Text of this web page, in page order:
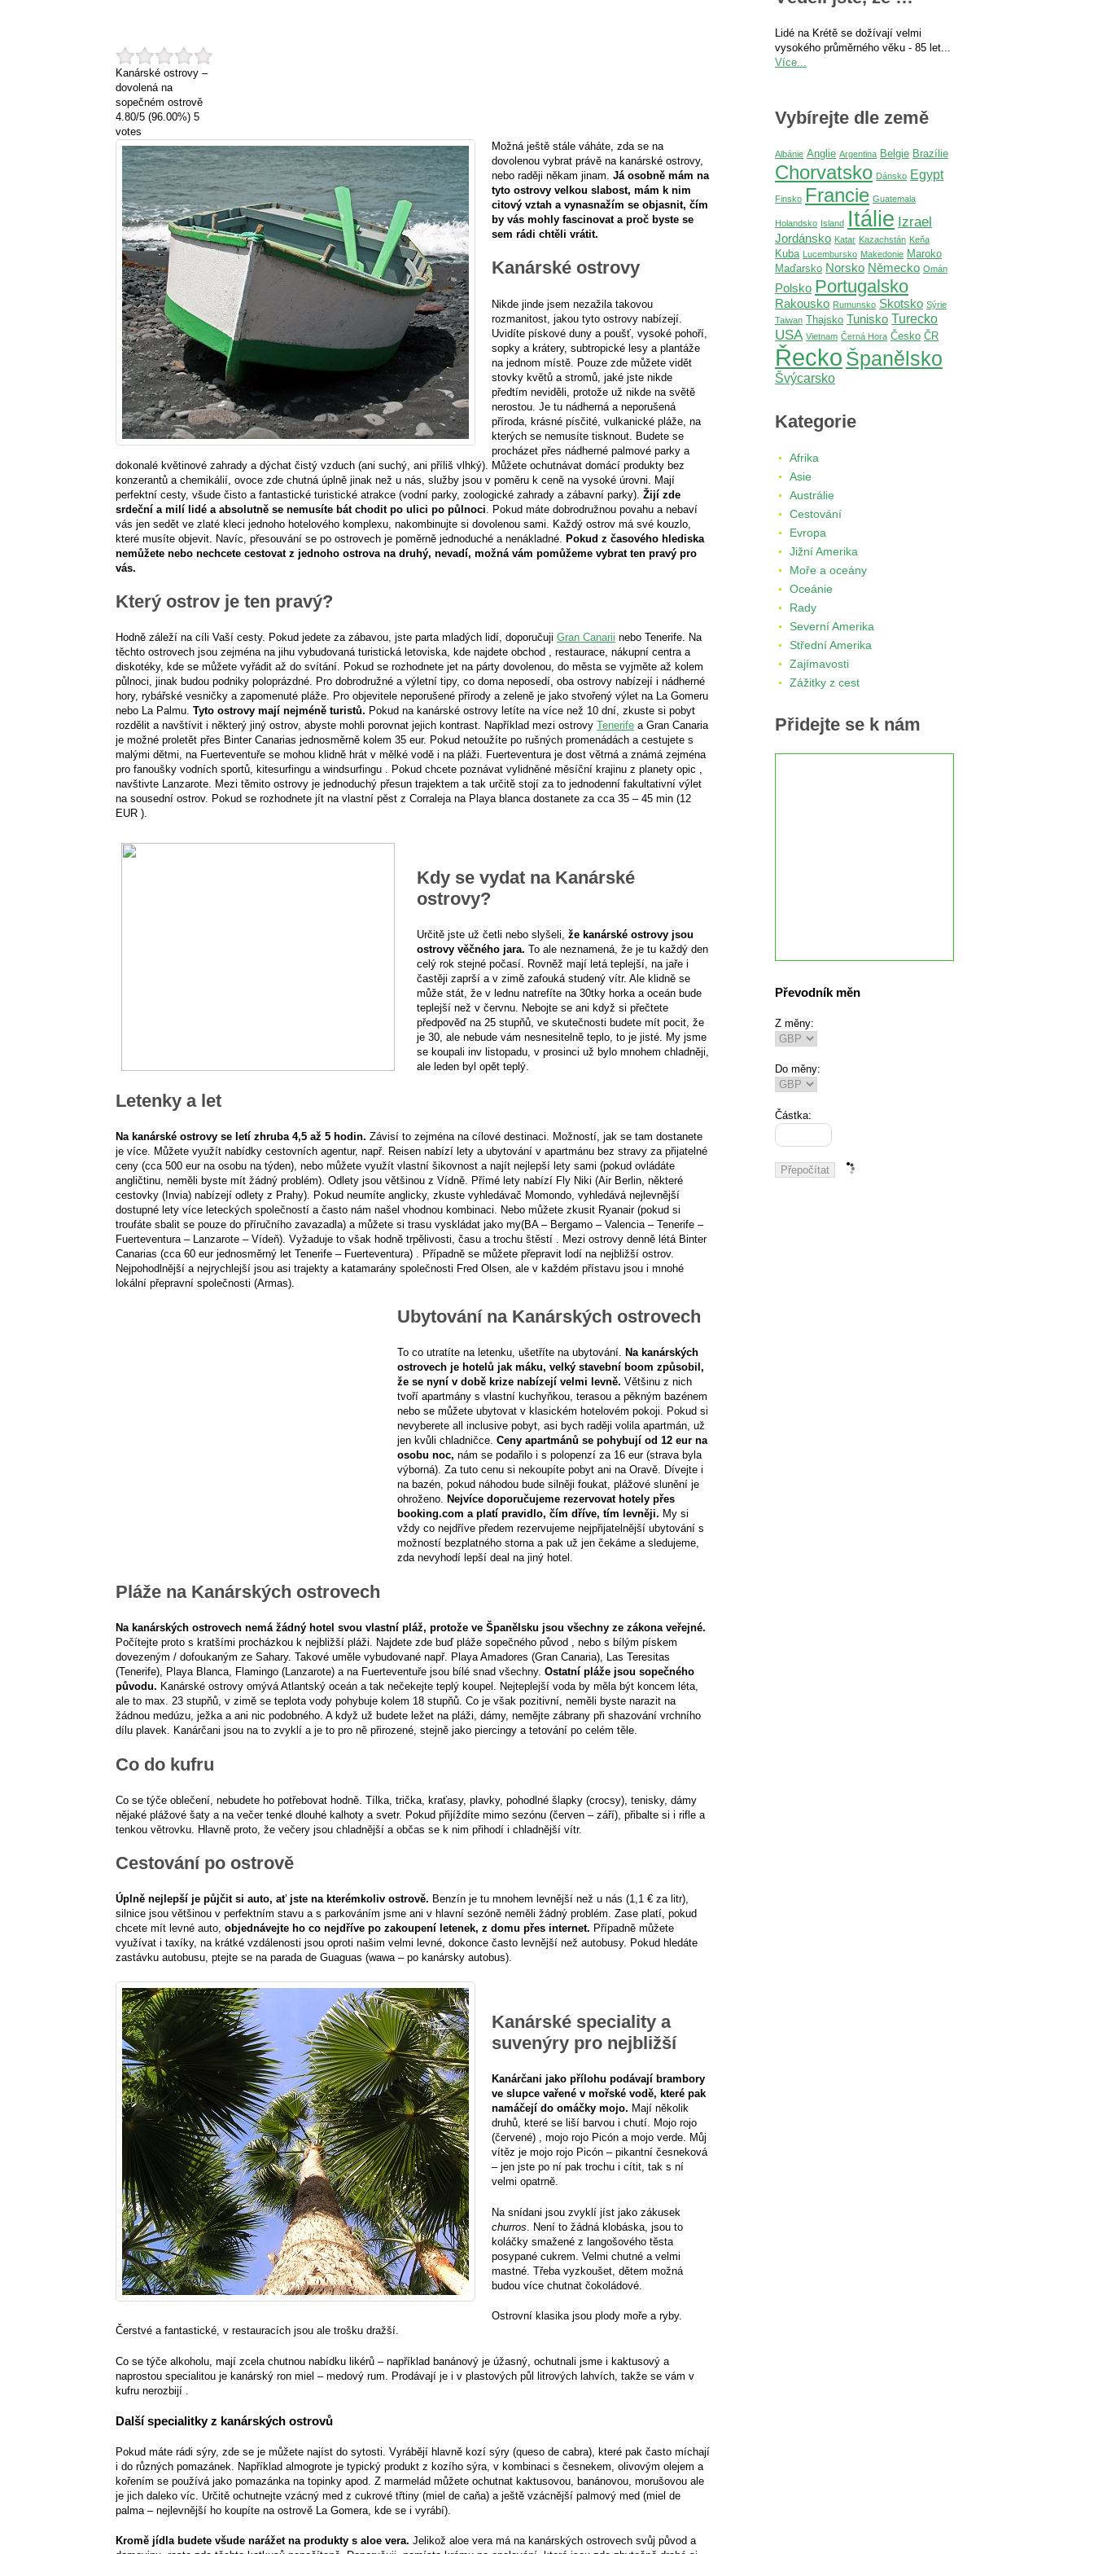
Kanárské ostrovy –
dovolená na
sopečném ostrově
4.80/5 (96.00%) 5
votes
Možná ještě stále váháte, zda se na
dovolenou vybrat právě na kanárské ostrovy,
nebo raději někam jinam. Já osobně mám na
tyto ostrovy velkou slabost, mám k nim
citový vztah a vynasnažím se objasnit, čím
by vás mohly fascinovat a proč byste se
sem rádi chtěli vrátit.
Kanárské ostrovy
Nikde jinde jsem nezažila takovou
rozmanitost, jakou tyto ostrovy nabízejí.
Uvidíte pískové duny a poušť, vysoké pohoří,
sopky a krátery, subtropické lesy a plantáže
na jednom místě. Pouze zde můžete vidět
stovky květů a stromů, jaké jste nikde
předtím neviděli, protože už nikde na světě
nerostou. Je tu nádherná a neporušená
příroda, krásné písčité, vulkanické pláže, na
kterých se nemusíte tisknout. Budete se
procházet přes nádherné palmové parky a
dokonalé květinové zahrady a dýchat čistý vzduch (ani suchý, ani příliš vlhký). Můžete ochutnávat domácí produkty bez
konzerantů a chemikálií, ovoce zde chutná úplně jinak než u nás, služby jsou v poměru k ceně na vysoké úrovni. Mají
perfektní cesty, všude čisto a fantastické turistické atrakce (vodní parky, zoologické zahrady a zábavní parky). Žijí zde
srdeční a milí lidé a absolutně se nemusíte bát chodit po ulici po půlnoci . Pokud máte dobrodružnou povahu a nebaví
vás jen sedět ve zlaté kleci jednoho hotelového komplexu, nakombinujte si dovolenou sami. Každý ostrov má své kouzlo,
které musíte objevit. Navíc, přesouvání se po ostrovech je poměrně jednoduché a nenákladné. Pokud z časového hlediska
nemůžete nebo nechcete cestovat z jednoho ostrova na druhý, nevadí, možná vám pomůžeme vybrat ten pravý pro
vás.
Který ostrov je ten pravý?
Hodně záleží na cíli Vaší cesty. Pokud jedete za zábavou, jste parta mladých lidí, doporučuji Gran Canarii nebo Tenerife. Na
těchto ostrovech jsou zejména na jihu vybudovaná turistická letoviska, kde najdete obchod , restaurace, nákupní centra a
diskotéky, kde se můžete vyřádit až do svítání. Pokud se rozhodnete jet na párty dovolenou, do města se vyjměte až kolem
půlnoci, jinak budou podniky poloprázdné. Pro dobrodružné a výletní tipy, co doma neposedí, oba ostrovy nabízejí i nádherné
hory, rybářské vesničky a zapomenuté pláže. Pro objevitele neporušené přírody a zeleně je jako stvořený výlet na La Gomeru
nebo La Palmu. Tyto ostrovy mají nejméně turistů. Pokud na kanárské ostrovy letíte na více než 10 dní, zkuste si pobyt
rozdělit a navštívit i některý jiný ostrov, abyste mohli porovnat jejich kontrast. Například mezi ostrovy Tenerife a Gran Canaria
je možné proletět přes Binter Canarias jednosměrně kolem 35 eur. Pokud netoužíte po rušných promenádách a cestujete s
malými dětmi, na Fuerteventuře se mohou klidně hrát v mělké vodě i na pláži. Fuerteventura je dost větrná a známá zejména
pro fanoušky vodních sportů, kitesurfingu a windsurfingu . Pokud chcete poznávat vylidněné měsíční krajinu z planety opic ,
navštivte Lanzarote. Mezi těmito ostrovy je jednoduchý přesun trajektem a tak určitě stojí za to jednodenní fakultativní výlet
na sousední ostrov. Pokud se rozhodnete jít na vlastní pěst z Corraleja na Playa blanca dostanete za cca 35 – 45 min (12
EUR ).
Kdy se vydat na Kanárské
ostrovy?
Určitě jste už četli nebo slyšeli, že kanárské ostrovy jsou
ostrovy věčného jara. To ale neznamená, že je tu každý den
celý rok stejné počasí. Rovněž mají letá teplejší, na jaře i
častěji zaprší a v zimě zafouká studený vítr. Ale klidně se
může stát, že v lednu natrefíte na 30tky horka a oceán bude
teplejší než v červnu. Nebojte se ani když si přečtete
předpověď na 25 stupňů, ve skutečnosti budete mít pocit, že
je 30, ale nebude vám nesnesitelně teplo, to je jisté. My jsme
se koupali inv listopadu, v prosinci už bylo mnohem chladněji,
ale leden byl opět teplý.
Letenky a let
Na kanárské ostrovy se letí zhruba 4,5 až 5 hodin. Závisí to zejména na cílové destinaci. Možností, jak se tam dostanete
je více. Můžete využít nabídky cestovních agentur, např. Reisen nabízí lety a ubytování v apartmánu bez stravy za přijatelné
ceny (cca 500 eur na osobu na týden), nebo můžete využít vlastní šikovnost a najít nejlepší lety sami (pokud ovládáte
angličtinu, neměli byste mít žádný problém). Odlety jsou většinou z Vídně. Přímé lety nabízí Fly Niki (Air Berlin, některé
cestovky (Invia) nabízejí odlety z Prahy). Pokud neumíte anglicky, zkuste vyhledávač Momondo, vyhledává nejlevnější
dostupné lety více leteckých společností a často nám našel vhodnou kombinaci. Nebo můžete zkusit Ryanair (pokud si
troufáte sbalit se pouze do příručního zavazadla) a můžete si trasu vyskládat jako my(BA – Bergamo – Valencia – Tenerife –
Fuerteventura – Lanzarote – Vídeň). Vyžaduje to však hodně trpělivosti, času a trochu štěstí . Mezi ostrovy denně létá Binter
Canarias (cca 60 eur jednosměrný let Tenerife – Fuerteventura) . Případně se můžete přepravit lodí na nejbližší ostrov.
Nejpohodlnější a nejrychlejší jsou asi trajekty a katamarány společnosti Fred Olsen, ale v každém přístavu jsou i mnohé
lokální přepravní společnosti (Armas).
Ubytování na Kanárských ostrovech
To co utratíte na letenku, ušetříte na ubytování. Na kanárských
ostrovech je hotelů jak máku, velký stavební boom způsobil,
že se nyní v době krize nabízejí velmi levně. Většinu z nich
tvoří apartmány s vlastní kuchyňkou, terasou a pěkným bazénem
nebo se můžete ubytovat v klasickém hotelovém pokoji. Pokud si
nevyberete all inclusive pobyt, asi bych raději volila apartmán, už
jen kvůli chladničce. Ceny apartmánů se pohybují od 12 eur na
osobu noc, nám se podařilo i s polopenzí za 16 eur (strava byla
výborná). Za tuto cenu si nekoupíte pobyt ani na Oravě. Dívejte i
na bazén, pokud náhodou bude silněji foukat, plážové slunění je
ohroženo. Nejvíce doporučujeme rezervovat hotely přes
booking.com a platí pravidlo, čím dříve, tím levněji. My si
vždy co nejdříve předem rezervujeme nejpřijatelnější ubytování s
možností bezplatného storna a pak už jen čekáme a sledujeme,
zda nevyhodí lepší deal na jiný hotel.
Pláže na Kanárských ostrovech
Na kanárských ostrovech nemá žádný hotel svou vlastní pláž, protože ve Španělsku jsou všechny ze zákona veřejné.
Počítejte proto s kratšími procházkou k nejbližší pláži. Najdete zde buď pláže sopečného původ , nebo s bílým pískem
dovezeným / dofoukaným ze Sahary. Takové uměle vybudované např. Playa Amadores (Gran Canaria), Las Teresitas
(Tenerife), Playa Blanca, Flamingo (Lanzarote) a na Fuerteventuře jsou bílé snad všechny. Ostatní pláže jsou sopečného
původu. Kanárské ostrovy omývá Atlantský oceán a tak nečekejte teplý koupel. Nejteplejší voda by měla být koncem léta,
ale to max. 23 stupňů, v zimě se teplota vody pohybuje kolem 18 stupňů. Co je však pozitivní, neměli byste narazit na
žádnou medúzu, ježka a ani nic podobného. A když už budete ležet na pláži, dámy, nemějte zábrany při shazování vrchního
dílu plavek. Kanárčani jsou na to zvyklí a je to pro ně přirozené, stejně jako piercingy a tetování po celém těle.
Co do kufru
Co se týče oblečení, nebudete ho potřebovat hodně. Tílka, trička, kraťasy, plavky, pohodlné šlapky (crocsy), tenisky, dámy
nějaké plážové šaty a na večer tenké dlouhé kalhoty a svetr. Pokud přijíždíte mimo sezónu (červen – září), přibalte si i rifle a
tenkou větrovku. Hlavně proto, že večery jsou chladnější a občas se k nim přihodí i chladnější vítr.
Cestování po ostrově
Úplně nejlepší je půjčit si auto, ať jste na kterémkoliv ostrově. Benzín je tu mnohem levnější než u nás (1,1 € za litr),
silnice jsou většinou v perfektním stavu a s parkováním jsme ani v hlavní sezóně neměli žádný problém. Zase platí, pokud
chcete mít levné auto, objednávejte ho co nejdříve po zakoupení letenek, z domu přes internet. Případně můžete
využívat i taxíky, na krátké vzdálenosti jsou oproti našim velmi levné, dokonce často levnější než autobusy. Pokud hledáte
zastávku autobusu, ptejte se na parada de Guaguas (wawa – po kanársky autobus).
Kanárské speciality a
suvenýry pro nejbližší
Kanárčani jako přílohu podávají brambory
ve slupce vařené v mořské vodě, které pak
namáčejí do omáčky mojo. Mají několik
druhů, které se liší barvou i chutí. Mojo rojo
(červené) , mojo rojo Picón a mojo verde. Můj
vítěz je mojo rojo Picón – pikantní česneková
– jen jste po ní pak trochu i cítit, tak s ní
velmi opatrně.
Na snídani jsou zvyklí jíst jako zákusek
churros . Není to žádná klobáska, jsou to
koláčky smažené z langošového těsta
posypané cukrem. Velmi chutné a velmi
mastné. Třeba vyzkoušet, dětem možná
budou více chutnat čokoládové.
Ostrovní klasika jsou plody moře a ryby.
Čerstvé a fantastické, v restauracích jsou ale trošku dražší.
Co se týče alkoholu, mají zcela chutnou nabídku likérů – například banánový je úžasný, ochutnali jsme i kaktusový a
naprostou specialitou je kanárský ron miel – medový rum. Prodávají je i v plastových půl litrových lahvích, takže se vám v
kufru nerozbijí .
Další specialitky z kanárských ostrovů
Pokud máte rádi sýry, zde se je můžete najíst do sytosti. Vyrábějí hlavně kozí sýry (queso de cabra), které pak často míchají
i do různých pomazánek. Například almogrote je typický produkt z kozího sýra, v kombinaci s česnekem, olivovým olejem a
kořením se používá jako pomazánka na topinky apod. Z marmelád můžete ochutnat kaktusovou, banánovou, morušovou ale
je jich daleko víc. Určitě ochutnejte vzácný med z cukrové třtiny (miel de caňa) a ještě vzácnější palmový med (miel de
palma – nejlevnější ho koupíte na ostrově La Gomera, kde se i vyrábí).
Kromě jídla budete všude narážet na produkty s aloe vera. Jelikož aloe vera má na kanárských ostrovech svůj původ a
Lidé na Krétě se dožívají velmi
vysokého průměrného věku - 85 let...
Více...
Vybírejte dle země
Albánie Anglie Argentina Belgie Brazílie
Chorvatsko Dánsko Egypt
Finsko Francie Guatemala
Holandsko Island Itálie Izrael
Jordánsko Katar Kazachstán Keňa
Kuba Lucembursko Makedonie Maroko
Maďarsko Norsko Německo Omán
Polsko Portugalsko
Rakousko Rumunsko Skotsko Sýrie
Taiwan Thajsko Tunisko Turecko
USA Vietnam Černá Hora Česko ČR
Řecko Španělsko
Švýcarsko
Kategorie
Afrika
Asie
Austrálie
Cestování
Evropa
Jižní Amerika
Moře a oceány
Oceánie
Rady
Severní Amerika
Střední Amerika
Zajímavosti
Zážitky z cest
Přidejte se k nám
Převodník měn
Z měny:
Do měny:
Částka: